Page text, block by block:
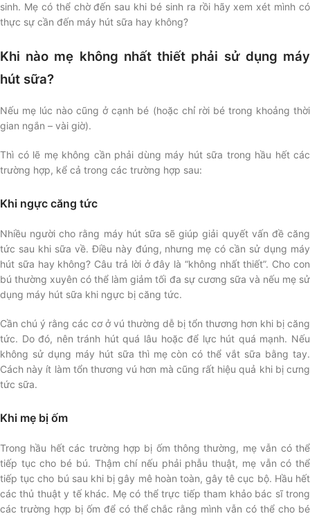
sinh. Mẹ có thể chờ đến sau khi bé sinh ra rồi hãy xem xét mình có
thực sự cần đến máy hút sữa hay không?
Khi nào mẹ không nhất thiết phải sử dụng máy
hút sữa?
Nếu mẹ lúc nào cũng ở cạnh bé (hoặc chỉ rời bé trong khoảng thời
gian ngắn – vài giờ).
Thì có lẽ mẹ không cần phải dùng máy hút sữa trong hầu hết các
trường hợp, kể cả trong các trường hợp sau:
Khi ngực căng tức
Nhiều người cho rằng máy hút sữa sẽ giúp giải quyết vấn đề căng
tức sau khi sữa về. Điều này đúng, nhưng mẹ có cần sử dụng máy
hút sữa hay không? Câu trả lời ở đây là “không nhất thiết”. Cho con
bú thường xuyên có thể làm giảm tối đa sự cương sữa và nếu mẹ sử
dụng máy hút sữa khi ngực bị căng tức.
Cần chú ý rằng các cơ ở vú thường dễ bị tổn thương hơn khi bị căng
tức. Do đó, nên tránh hút quá lâu hoặc để lực hút quá mạnh. Nếu
không sử dụng máy hút sữa thì mẹ còn có thể vắt sữa bằng tay.
Cách này ít làm tổn thương vú hơn mà cũng rất hiệu quả khi bị cưng
tức sữa.
Khi mẹ bị ốm
Trong hầu hết các trường hợp bị ốm thông thường, mẹ vẫn có thể
tiếp tục cho bé bú. Thậm chí nếu phải phẫu thuật, mẹ vẫn có thể
tiếp tục cho bú sau khi bị gây mê hoàn toàn, gây tê cục bộ. Hầu hết
các thủ thuật y tế khác. Mẹ có thể trực tiếp tham khảo bác sĩ trong
các trường hợp bị ốm để có thể chắc rằng mình vẫn có thể cho bé